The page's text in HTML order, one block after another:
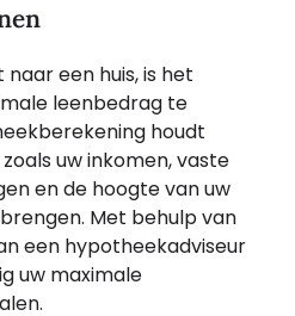
een huis, is het
leenbedrag te
houdt
uw inkomen, vaste
en de hoogte van uw
Met behulp van
een hypotheekadviseur
uw maximale